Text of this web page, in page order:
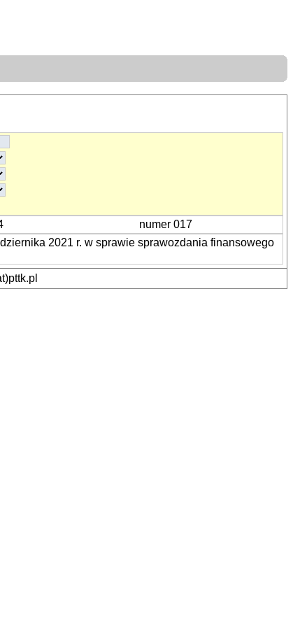
numer 017
2021 r. w sprawie sprawozdania finansowego